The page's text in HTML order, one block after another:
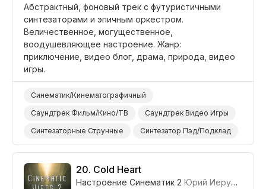
Абстрактный, фоновый трек с футуристичными
синтезаторами и эпичным оркестром.
Величественное, могущественное,
воодушевляющее настроение. Жанр:
приключение, видео блог, драма, природа, видео
игры.
Синематик/Кинематографичный
Саундтрек Фильм/Кино/ТВ
Саундтрек Видео Игры
Синтезаторные Струнные
Синтезатор Пэд/Подклад
Синтезатор Клавишные/Лиды
Голосовой/Вокальный Эффект
Мощный
Величественный/Светский
Эпический
20. Cold Heart
Настроение Синематик 2 Юрий Иерусалимов